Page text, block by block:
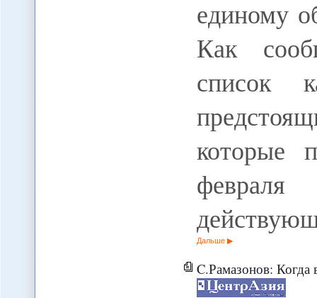
единому
Как
список
которые
Дальше
C.Рамазонов: Когда